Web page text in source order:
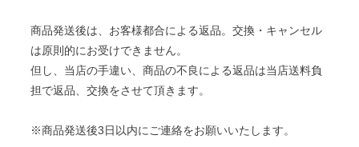
商品発送後は、お客様都合による返品。交換・キャンセル
は原則的にお受けできません。
但し、当店の手違い、商品の不良による返品は当店送料負
担で返品、交換をさせて頂きます。
※商品発送後3日以内にご連絡をお願いいたします。